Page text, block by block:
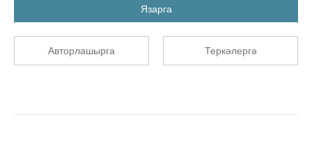
Язарга
Авторлашырга Теркәлергә